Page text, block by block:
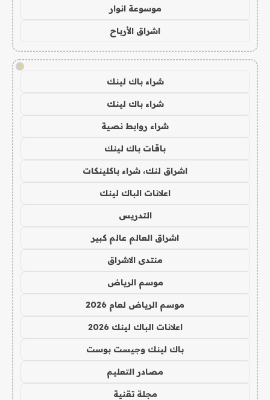
موسوعة انوار
اشراق الأرباح
!
شراء باك لينك
شراء باك لينك
شراء روابط نصية
باقات باك لينك
اشراق لنك، شراء باكلينكات
اعلانات الباك لينك
التدريس
اشراق العالم عالم كبير
منتدى الاشراق
موسم الرياض
موسم الرياض لعام 2026
اعلانات الباك لينك 2026
باك لينك وجيست بوست
مصادر التعليم
مجلة تقنية